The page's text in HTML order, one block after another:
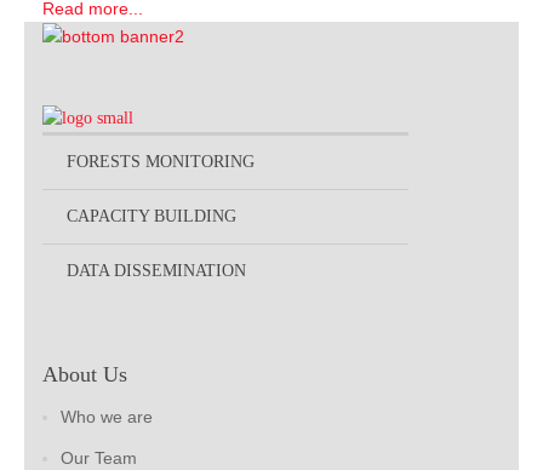
Read more...
FORESTS MONITORING
CAPACITY BUILDING
DATA DISSEMINATION
About Us
Who we are
Our Team